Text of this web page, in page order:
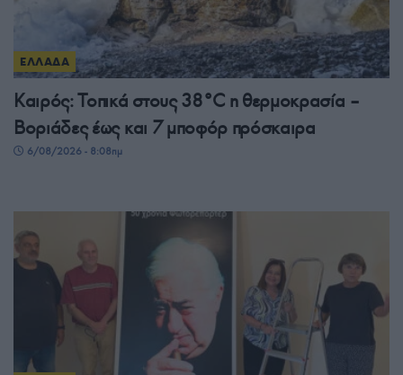
ΕΛΛΑΔΑ
Καιρός: Τοπικά στους 38°C η θερμοκρασία –
Βοριάδες έως και 7 μποφόρ πρόσκαιρα
6/08/2026 - 8:08πμ